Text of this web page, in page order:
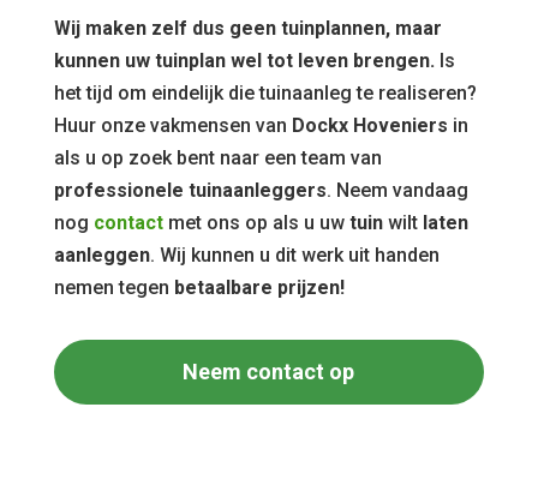
Wij maken zelf dus geen tuinplannen, maar
kunnen uw tuinplan wel tot leven brengen. Is
het tijd om eindelijk die tuinaanleg te realiseren?
Huur onze vakmensen van Dockx Hoveniers in
als u op zoek bent naar een team van
professionele tuinaanleggers. Neem vandaag
nog contactmet ons op als u uw tuinwilt laten
aanleggen. Wij kunnen u dit werk uit handen
nemen tegen betaalbare prijzen!
Neem contact op